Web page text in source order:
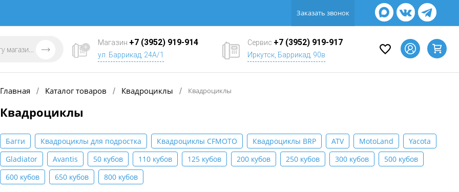
Заказать звонок
Магазин +7 (3952) 919-914
ул. Баррикад, 24А/1
Сервис +7 (3952) 919-917
Иркутск, Баррикад, 90в
Главная / Каталог товаров / Квадроциклы / Квадроциклы
Квадроциклы
Багги Квадроциклы для подростка Квадроциклы CFMOTO Квадроциклы BRP ATV MotoLand
Yacota
Gladiator
Avantis 50 кубов 110 кубов 125 кубов 200 кубов 250 кубов 300 кубов
500 кубов
600 кубов
650 кубов 800 кубов